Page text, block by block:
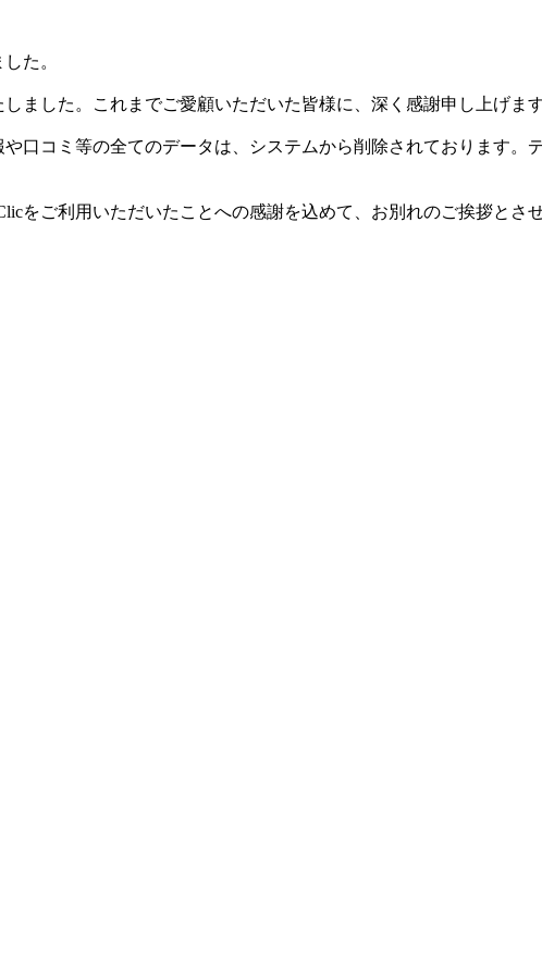
た。
ました。これまでご愛顧いただいた皆様に、深く感謝申し上げます
口コミ等の全てのデータは、システムから削除されております
をご利用いただいたことへの感謝を込めて、お別れのご挨拶とさ